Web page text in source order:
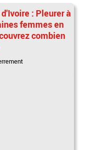
: Pleurer à
femmes en
combien